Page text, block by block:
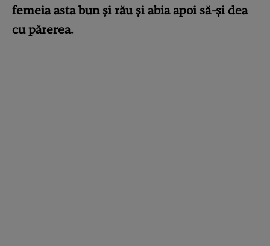
femeia asta bun și rău și abia apoi să-și dea
cu părerea.